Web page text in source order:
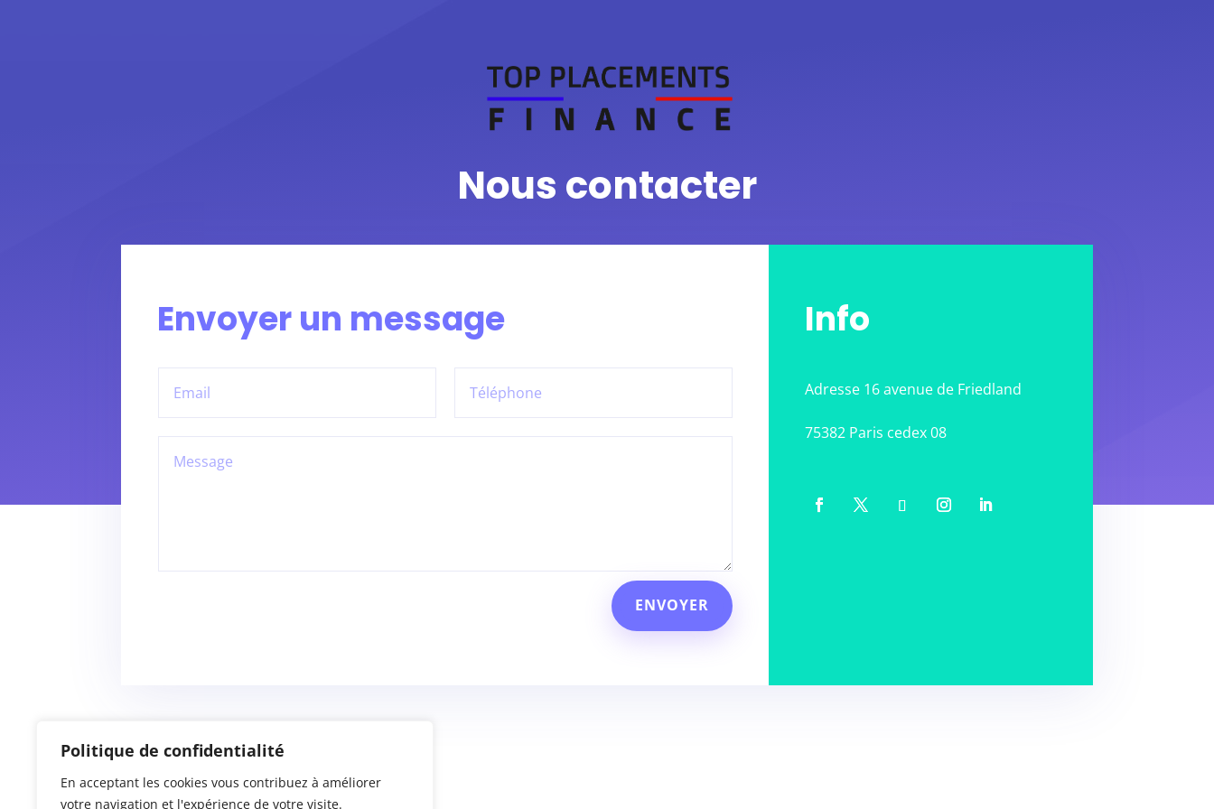
Politique de confidentialité
En acceptant les cookies vous contribuez à améliorer
votre navigation et l'expérience de votre visite.
Nous contacter
Envoyer un message
ENVOYER
Info
Adresse 16 avenue de Friedland
75382 Paris cedex 08